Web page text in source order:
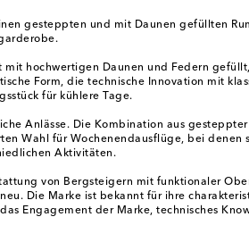
gesteppten und mit Daunen gefüllten
hochwertigen Daunen und Federn
Form, die technische Innovation mit
für kühlere Tage.
Anlässe. Die Kombination aus
Wahl für Wochenendausflüge, bei denen
Aktivitäten.
von Bergsteigern mit funktionaler
Die Marke ist bekannt für ihre
Engagement der Marke, technisches